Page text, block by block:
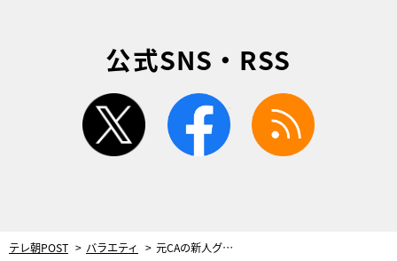
公式SNS・RSS
twitter facebook
テレ朝POST バラエティ 元CAの新人グラドル、モグライダー・ともしげをメロメロに！「妄想が膨らんじゃう」